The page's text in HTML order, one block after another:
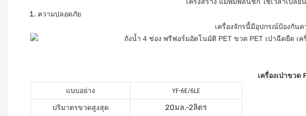
ความปลอดภัย
เครื่องจักรนี้มีอุปกรณ์ป้องกัน
เครื่องเป่าขวด
แบบอย่าง YF-6E/6LE
ปริมาตรขวดสูงสุด 20มล.-2ลิตร